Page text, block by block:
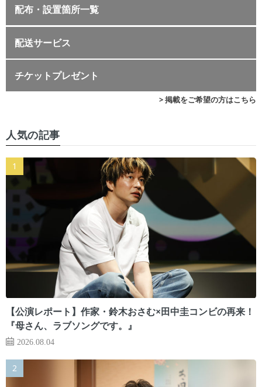
配布・設置箇所一覧
配送サービス
チケットプレゼント
> 掲載をご希望の方はこちら
人気の記事
【公演レポート】作家・鈴木おさむ×田中圭コンビの再来！
『母さん、ラブソングです。』
2026.08.04